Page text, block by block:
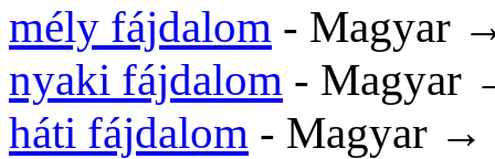
mély fájdalom - Magyar
nyaki fájdalom -
háti fájdalom - Magyar →